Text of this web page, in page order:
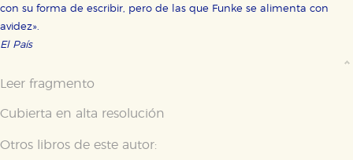
con su forma de escribir, pero de las que Funke se alimenta con
avidez».
El País
Leer fragmento
Cubierta en alta resolución
Otros libros de este autor: